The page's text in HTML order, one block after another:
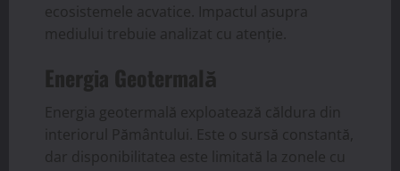
ecosistemele acvatice. Impactul asupra
mediului trebuie analizat cu atenție.
Energia Geotermală
Energia geotermală exploatează căldura din
interiorul Pământului. Este o sursă constantă,
dar disponibilitatea este limitată la zonele cu